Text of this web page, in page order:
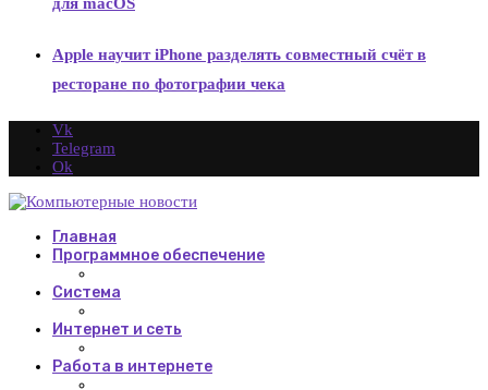
Apple научит iPhone разделять совместный счёт в
ресторане по фотографии чека
Vk
Telegram
Ok
Главная
Программное обеспечение
Система
Интернет и сеть
Работа в интернете